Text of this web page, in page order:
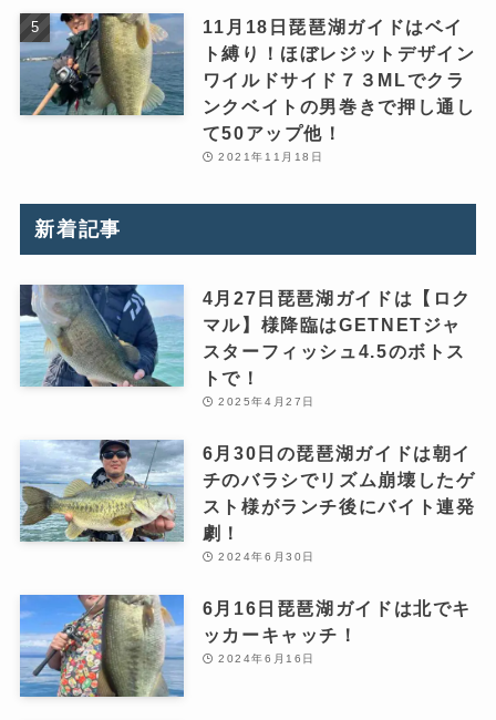
11月18日琵琶湖ガイドはベイ
ト縛り！ほぼレジットデザイン
ワイルドサイド７３MLでクラ
ンクベイトの男巻きで押し通し
て50アップ他！
2021年11月18日
新着記事
4月27日琵琶湖ガイドは【ロク
マル】様降臨はGETNETジャ
スターフィッシュ4.5のボトス
トで！
2025年4月27日
6月30日の琵琶湖ガイドは朝イ
チのバラシでリズム崩壊したゲ
スト様がランチ後にバイト連発
劇！
2024年6月30日
6月16日琵琶湖ガイドは北でキ
ッカーキャッチ！
2024年6月16日